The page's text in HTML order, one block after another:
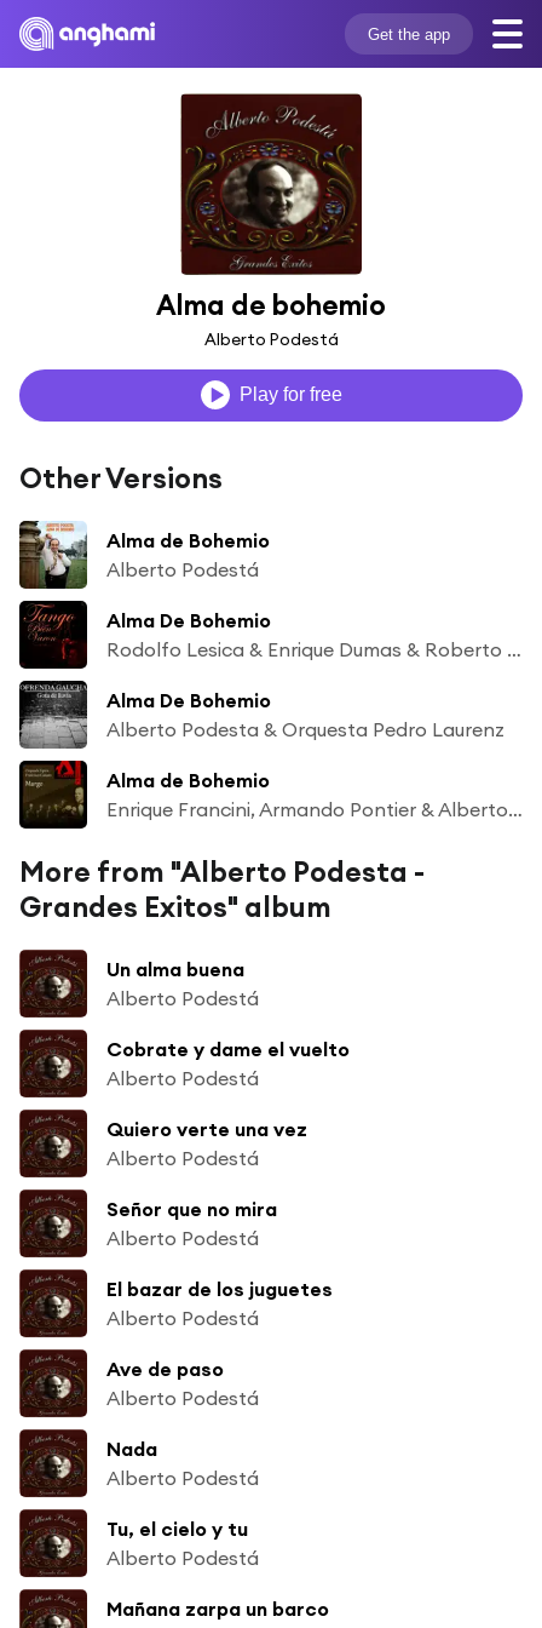
Get the app
Alma de bohemio
Alberto Podestá
Play for free
Other Versions
Alma de Bohemio
Alberto Podestá
Alma De Bohemio
Rodolfo Lesica & Enrique Dumas & Roberto Chalean & Alberto Podestá & Roberto Goyeneche & Jorge Sobral & Alberto Marino & Guillermo Fernandez & Héctor Carola & Gustavo Tindade
Alma De Bohemio
Alberto Podesta & Orquesta Pedro Laurenz
Alma de Bohemio
Enrique Francini, Armando Pontier & Alberto Podestá
More from "Alberto Podesta -
Grandes Exitos" album
Un alma buena
Alberto Podestá
Cobrate y dame el vuelto
Alberto Podestá
Quiero verte una vez
Alberto Podestá
Señor que no mira
Alberto Podestá
El bazar de los juguetes
Alberto Podestá
Ave de paso
Alberto Podestá
Nada
Alberto Podestá
Tu, el cielo y tu
Alberto Podestá
Mañana zarpa un barco